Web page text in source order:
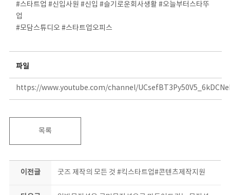
#스타트업 #신입사원 #신입 #슬기로운회사생활 #오늘부터스타뚜
업
#모담스튜디오 #스타트업오피스
파일
https://www.youtube.com/channel/
목록
이전글 굿즈 제작의 모든 것 #킥스타트업#콘텐츠제작지원